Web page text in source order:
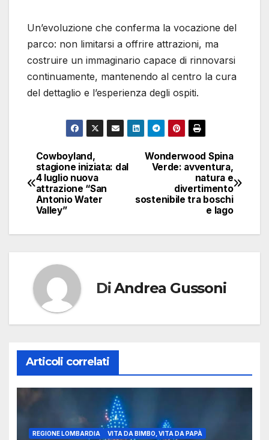
Un’evoluzione che conferma la vocazione del
parco: non limitarsi a offrire attrazioni, ma
costruire un immaginario capace di rinnovarsi
continuamente, mantenendo al centro la cura
del dettaglio e l’esperienza degli ospiti.
Navigazione
articoli
Wonderwood Spina
Verde: avventura,
natura e
divertimento
sostenibile tra boschi
e lago
Cowboyland,
stagione iniziata: dal
4 luglio nuova
attrazione “San
Antonio Water
Valley”
DiAndrea Gussoni
Articoli correlati
REGIONE LOMBARDIA VITA DA BIMBO, VITA DA PAPÀ